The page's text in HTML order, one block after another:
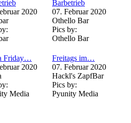
2020
Barbetrieb
07. Februar 2020
Othello Bar
Pics by:
Othello Bar
Friday…
2020
Media
Freitags im…
07. Februar 2020
Hackl's ZapfBar
Pics by:
Pyunity Media